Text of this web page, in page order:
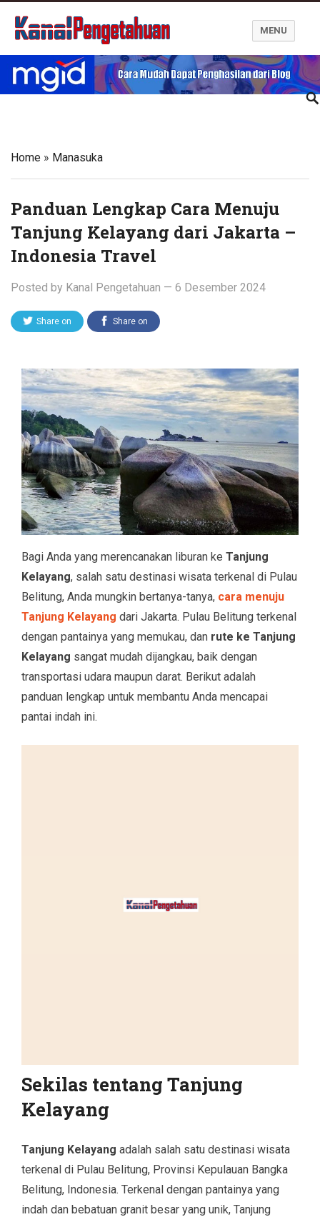
Kanal Pengetahuan dan Informasi
MENU
Home » Manasuka
Panduan Lengkap Cara Menuju
Tanjung Kelayang dari Jakarta –
Indonesia Travel
Posted by Kanal Pengetahuan — 6 Desember 2024
Share on Share on
Bagi Anda yang merencanakan liburan ke Tanjung
Kelayang, salah satu destinasi wisata terkenal di Pulau
Belitung, Anda mungkin bertanya-tanya, cara menuju
Tanjung Kelayang dari Jakarta. Pulau Belitung terkenal
dengan pantainya yang memukau, dan rute ke Tanjung
Kelayang sangat mudah dijangkau, baik dengan
transportasi udara maupun darat. Berikut adalah
panduan lengkap untuk membantu Anda mencapai
pantai indah ini.
Sekilas tentang Tanjung
Kelayang
Tanjung Kelayang adalah salah satu destinasi wisata
terkenal di Pulau Belitung, Provinsi Kepulauan Bangka
Belitung, Indonesia. Terkenal dengan pantainya yang
indah dan bebatuan granit besar yang unik, Tanjung